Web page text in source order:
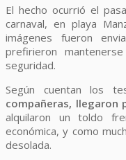
El hecho ocurrió el
carnaval, en playa
imágenes fueron
prefirieron
seguridad.
Según cuentan los
compañeras, llegaron
alquilaron un toldo
económica, y como
desolada.